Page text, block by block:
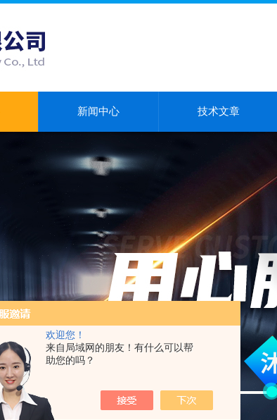
欢迎您！
来自局域网的朋友！有什么可以帮
助您的吗？
新闻中心 技术文章